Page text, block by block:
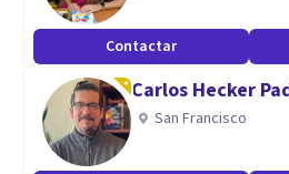
Contactar
Carlos Hecker
San Francisco